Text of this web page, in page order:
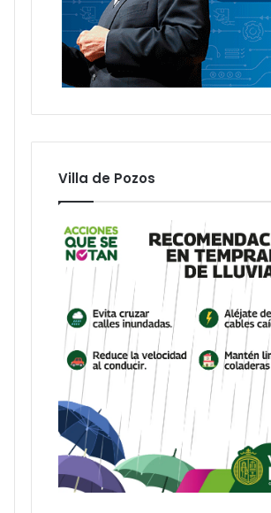
Villa de Pozos